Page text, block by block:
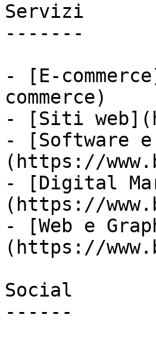
Servizi
-------
- [E-
commerce)
- [Siti
- [Software e
(https://
- [Digital
(https://
- [Web e
(https://
Social
------